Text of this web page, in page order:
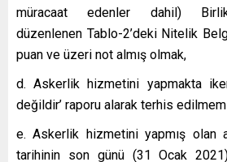
müracaat edenler dahil) Birlik
düzenlenen Tablo-2’deki Nitelik
puan ve üzeri not almış olmak,
d. Askerlik hizmetini yapmakta
değildir’ raporu alarak terhis
e. Askerlik hizmetini yapmış olan
tarihinin son günü (31 Ocak